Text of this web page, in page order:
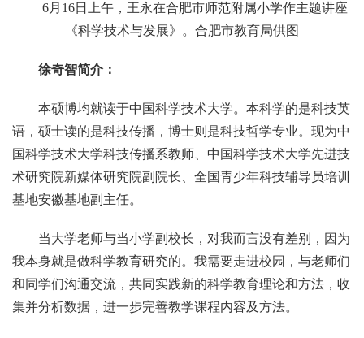
6月16日上午，王永在合肥市师范附属小学作主题讲座
《科学技术与发展》。合肥市教育局供图
徐奇智简介：
本硕博均就读于中国科学技术大学。本科学的是科技英
语，硕士读的是科技传播，博士则是科技哲学专业。现为中
国科学技术大学科技传播系教师、中国科学技术大学先进技
术研究院新媒体研究院副院长、全国青少年科技辅导员培训
基地安徽基地副主任。
当大学老师与当小学副校长，对我而言没有差别，因为
我本身就是做科学教育研究的。我需要走进校园，与老师们
和同学们沟通交流，共同实践新的科学教育理论和方法，收
集并分析数据，进一步完善教学课程内容及方法。